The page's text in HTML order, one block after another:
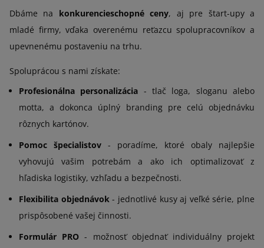
Dbáme na konkurencieschopné ceny, aj pre štart-upy a
mladé firmy, vďaka overenému reťazcu spolupracovníkov a
upevnenému postaveniu na trhu.
Spoluprácou s nami získate:
Profesionálna personalizácia - tlač loga, sloganu alebo
motta, a dokonca úplný branding pre celú objednávku
rôznych kartónov.
Pomoc špecialistov - poradíme, ktoré obaly najlepšie
vyhovujú vašim potrebám a ako ich optimalizovať z
hľadiska logistiky, vzhľadu a bezpečnosti.
Flexibilita objednávok - jednotlivé kusy aj veľké série, plne
prispôsobené vašej činnosti.
Formulár PRO - možnosť objednať individuálny projekt